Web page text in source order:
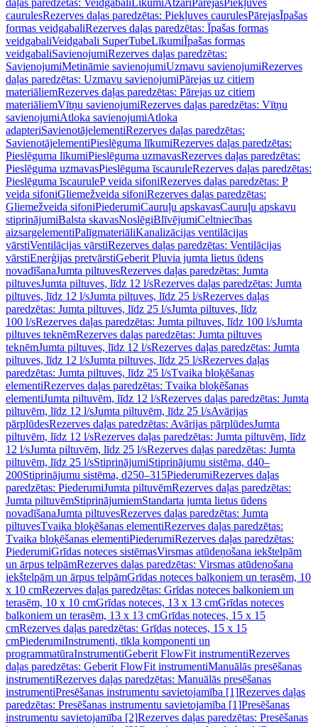
daļas paredzētas: Veidgabali LīkumiAtzari PārejasPiekļuves
caurulesRezerves daļas paredzētas: Piekļuves caurulesPārejasĪpašas
formas veidgabaliRezerves daļas paredzētas: Īpašas formas
veidgabaliVeidgabali SuperTubeLīkumiĪpašas formas
veidgabaliSavienojumiRezerves daļas paredzētas:
SavienojumiMetināmie savienojumiUzmavu savienojumiRezerves
daļas paredzētas: Uzmavu savienojumiPārejas uz citiem
materiāliemRezerves daļas paredzētas: Pārejas uz citiem
materiāliemVītņu savienojumiRezerves daļas paredzētas: Vītņu
savienojumiAtloka savienojumiAtloka
adapteriSavienotājelementiRezerves daļas paredzētas:
SavienotājelementiPieslēguma līkumiRezerves daļas paredzētas:
Pieslēguma līkumiPieslēguma uzmavasRezerves daļas paredzētas:
Pieslēguma uzmavasPieslēguma īscauruleRezerves daļas paredzētas:
Pieslēguma īscauruleP veida sifoniRezerves daļas paredzētas: P
veida sifoniGliemežveida sifoniRezerves daļas paredzētas:
Gliemežveida sifoniPiederumiCauruļu apskavasCauruļu apskavu
stiprinājumiBalsta skavasNoslēgiBlīvējumiCeltniecības
aizsargelementiPalīgmateriāliKanalizācijas ventilācijas
vārstiVentilācijas vārstiRezerves daļas paredzētas: Ventilācijas
vārstiEnerģijas pretvārstiGeberit Pluvia jumta lietus ūdens
novadīšanaJumta piltuvesRezerves daļas paredzētas: Jumta
piltuvesJumta piltuves, līdz 12 l/sRezerves daļas paredzētas: Jumta
piltuves, līdz 12 l/sJumta piltuves, līdz 25 l/sRezerves daļas
paredzētas: Jumta piltuves, līdz 25 l/sJumta piltuves, līdz
100 l/sRezerves daļas paredzētas: Jumta piltuves, līdz 100 l/sJumta
piltuves teknēmRezerves daļas paredzētas: Jumta piltuves
teknēmJumta piltuves, līdz 12 l/sRezerves daļas paredzētas: Jumta
piltuves, līdz 12 l/sJumta piltuves, līdz 25 l/sRezerves daļas
paredzētas: Jumta piltuves, līdz 25 l/sTvaika bloķēšanas
elementiRezerves daļas paredzētas: Tvaika bloķēšanas
elementiJumta piltuvēm, līdz 12 l/sRezerves daļas paredzētas: Jumta
piltuvēm, līdz 12 l/sJumta piltuvēm, līdz 25 l/sAvārijas
pārplūdesRezerves daļas paredzētas: Avārijas pārplūdesJumta
piltuvēm, līdz 12 l/sRezerves daļas paredzētas: Jumta piltuvēm, līdz
12 l/sJumta piltuvēm, līdz 25 l/sRezerves daļas paredzētas: Jumta
piltuvēm, līdz 25 l/sStiprinājumiStiprinājumu sistēma, d40–
200Stiprinājumu sistēma, d250–315PiederumiRezerves daļas
paredzētas: PiederumiJumta piltuvēmRezerves daļas paredzētas:
Jumta piltuvēmStiprinājumiemStandarta jumta lietus ūdens
novadīšanaJumta piltuvesRezerves daļas paredzētas: Jumta
piltuvesTvaika bloķēšanas elementiRezerves daļas paredzētas:
Tvaika bloķēšanas elementiPiederumiRezerves daļas paredzētas:
PiederumiGrīdas noteces sistēmasVirsmas atūdeņošana iekštelpām
un ārpus telpāmRezerves daļas paredzētas: Virsmas atūdeņošana
iekštelpām un ārpus telpāmGrīdas noteces balkoniem un terasēm, 10
x 10 cmRezerves daļas paredzētas: Grīdas noteces balkoniem un
terasēm, 10 x 10 cmGrīdas noteces, 13 x 13 cmGrīdas noteces
balkoniem un terasēm, 13 x 13 cmGrīdas noteces, 15 x 15
cmRezerves daļas paredzētas: Grīdas noteces, 15 x 15
cmPiederumiInstrumenti, tīkla komponenti un
programmatūraInstrumentiGeberit FlowFit instrumentiRezerves
daļas paredzētas: Geberit FlowFit instrumentiManuālās presēšanas
instrumentiRezerves daļas paredzētas: Manuālās presēšanas
instrumentiPresēšanas instrumentu savietojamība [1]Rezerves daļas
paredzētas: Presēšanas instrumentu savietojamība [1]Presēšanas
instrumentu savietojamība [2]Rezerves daļas paredzētas: Presēšanas